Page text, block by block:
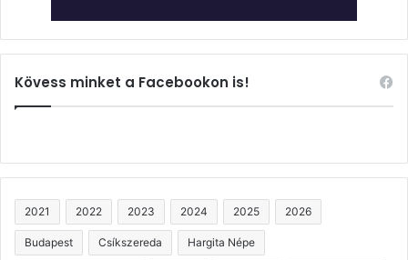
Kövess minket a Facebookon is!
2021 2022 2023 2024 2025 2026
Budapest Csíkszereda Hargita Népe